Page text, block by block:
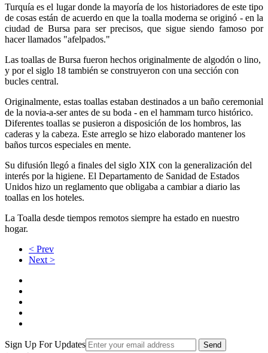
Turquía es el lugar donde la mayoría de los historiadores de este tipo
de cosas están de acuerdo en que la toalla moderna se originó - en la
ciudad de Bursa para ser precisos, que sigue siendo famoso por
hacer llamados "afelpados."
Las toallas de Bursa fueron hechos originalmente de algodón o lino,
y por el siglo 18 también se construyeron con una sección con
bucles central.
Originalmente, estas toallas estaban destinados a un baño ceremonial
de la novia-a-ser antes de su boda - en el hammam turco histórico.
Diferentes toallas se pusieron a disposición de los hombros, las
caderas y la cabeza. Este arreglo se hizo elaborado mantener los
baños turcos especiales en mente.
Su difusión llegó a finales del siglo XIX con la generalización del
interés por la higiene. El Departamento de Sanidad de Estados
Unidos hizo un reglamento que obligaba a cambiar a diario las
toallas en los hoteles.
La Toalla desde tiempos remotos siempre ha estado en nuestro
hogar.
< Prev
Next >
Sign Up For Updates Send